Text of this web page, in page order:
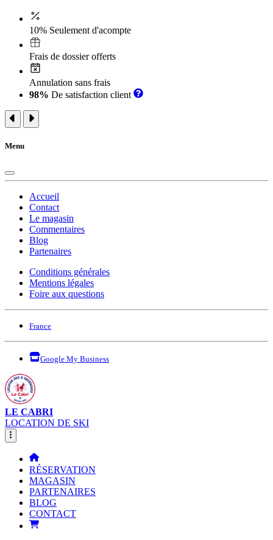
10% Seulement d'acompte
Frais de dossier offerts
Annulation sans frais
98% De satisfaction client
Menu
Accueil
Contact
Le magasin
Commentaires
Blog
Partenaires
Conditions générales
Mentions légales
Foire aux questions
France
Google My Business
LE CABRI
LOCATION DE SKI
RÉSERVATION
MAGASIN
PARTENAIRES
BLOG
CONTACT